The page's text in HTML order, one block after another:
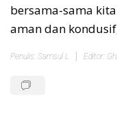
bersama-sama
aman dan
Penulis: Samsul L Editor: